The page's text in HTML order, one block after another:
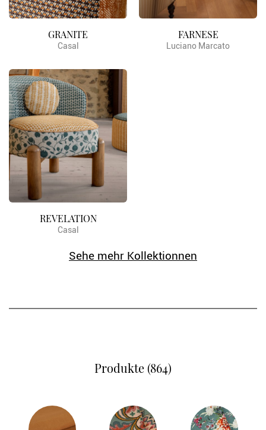
GRANITE
Casal
FARNESE
Luciano Marcato
REVELATION
Casal
Sehe mehr Kollektionnen
Produkte (864)